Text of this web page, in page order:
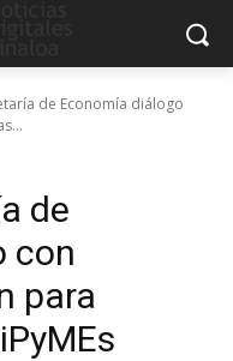
de Economía diálogo
de
con
para